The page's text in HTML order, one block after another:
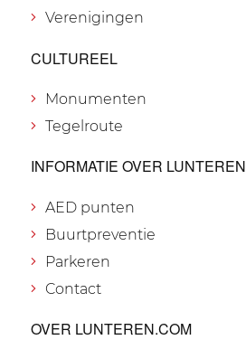
Verenigingen
CULTUREEL
Monumenten
Tegelroute
INFORMATIE OVER LUNTEREN
AED punten
Buurtpreventie
Parkeren
Contact
OVER LUNTEREN.COM